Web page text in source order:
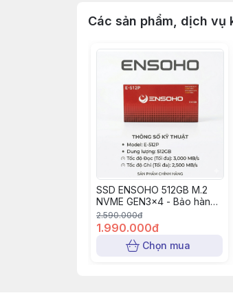
Các sản phẩm, dịch vụ
SSD ENSOHO 512GB M.2
NVME GEN3x4 - Bảo hành
36 tháng
2.590.000đ
1.990.000đ
Chọn mua